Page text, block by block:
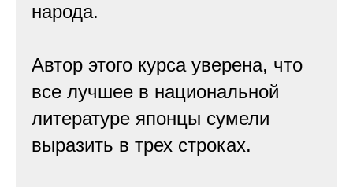
народа.
Автор этого курса уверена, что
все лучшее в национальной
литературе японцы сумели
выразить в трех строках.